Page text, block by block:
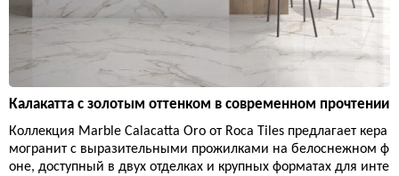
Калакатта с золотым оттенком в современном прочтении
Коллекция Marble Calacatta Oro от Roca Tiles предлагает кера
могранит с выразительными прожилками на белоснежном ф
оне, доступный в двух отделках и крупных форматах для инте